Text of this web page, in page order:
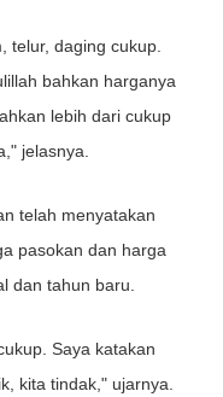
telur, daging cukup.
bahkan harganya
lebih dari cukup
jelasnya.
telah menyatakan
pasokan dan harga
dan tahun baru.
Saya katakan
kita tindak," ujarnya.